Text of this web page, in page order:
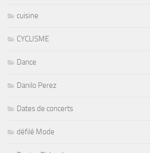
cuisine
CYCLISME
Dance
Danilo Perez
Dates de concerts
défilé Mode